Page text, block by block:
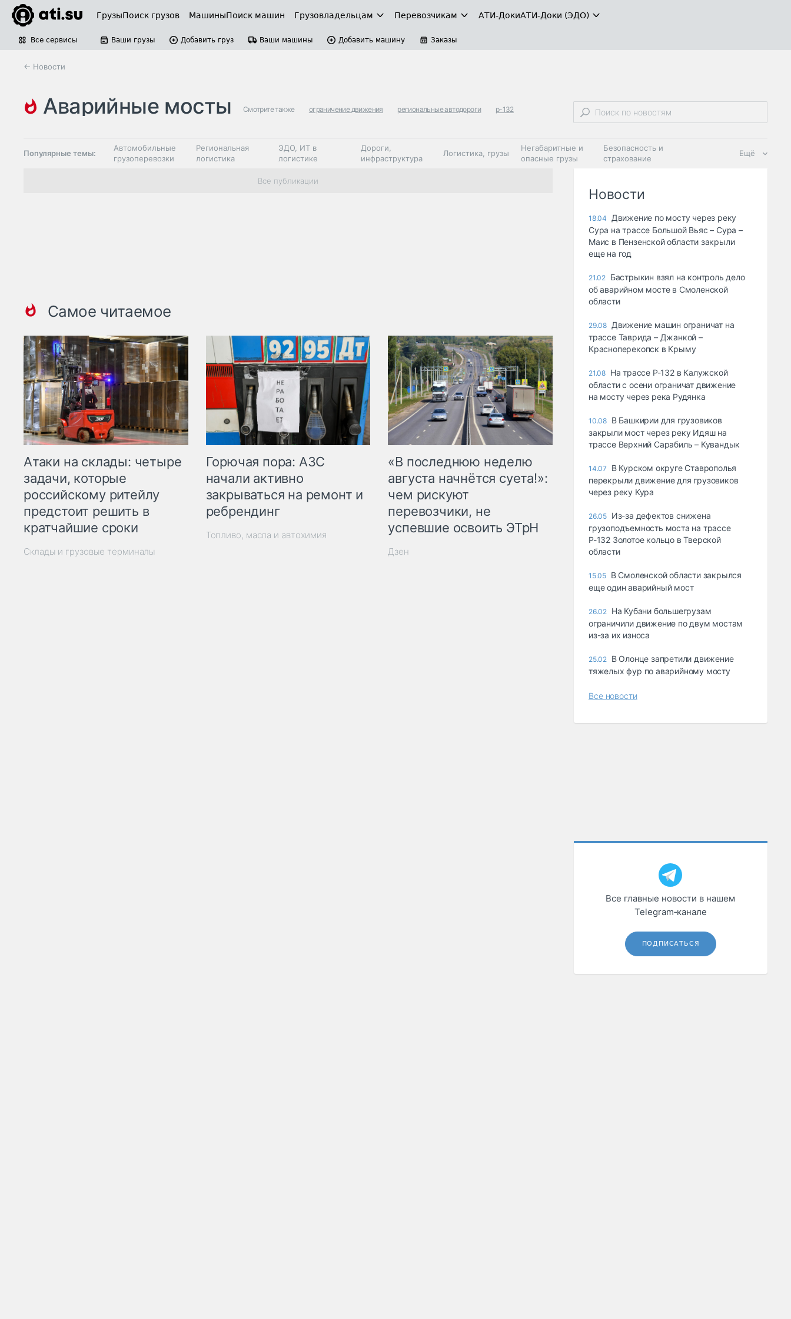
ГрузыПоиск грузов МашиныПоиск машин Грузовладельцам Перевозчикам АТИ-ДокиАТИ-Доки (ЭДО)
Все сервисы Ваши грузы Добавить груз Ваши машины Добавить машину Заказы
← Новости
аварийные мосты Смотрите также ограничение движения региональные автодороги р-132
Популярные темы:
Автомобильные
грузоперевозки
Региональная
логистика
ЭДО, ИТ в
логистике
Дороги,
инфраструктура
Логистика, грузы
Негабаритные и
опасные грузы
Безопасность и
страхование
Коммерческий
транспорт
Ещё
Все публикации
Самое читаемое
Атаки на склады: четыре
задачи, которые
российскому ритейлу
предстоит решить в
кратчайшие сроки
Склады и грузовые терминалы
Горючая пора: АЗС
начали активно
закрываться на ремонт и
ребрендинг
Топливо, масла и автохимия
«В последнюю неделю
августа начнётся суета!»:
чем рискуют
перевозчики, не
успевшие освоить ЭТрН
Дзен
Новости
18.04
Движение по мосту через реку
Сура на трассе Большой Вьяс – Сура –
Маис в Пензенской области закрыли
еще на год
21.02 Бастрыкин взял на контроль дело
об аварийном мосте в Смоленской
области
29.08 Движение машин ограничат на
трассе Таврида – Джанкой –
Красноперекопск в Крыму
21.08 На трассе Р-132 в Калужской
области с осени ограничат движение
на мосту через река Рудянка
10.08 В Башкирии для грузовиков
закрыли мост через реку Идяш на
трассе Верхний Сарабиль – Кувандык
14.07
В Курском округе Ставрополья
перекрыли движение для грузовиков
через реку Кура
26.05 Из-за дефектов снижена
грузоподъемность моста на трассе
Р-132 Золотое кольцо в Тверской
области
15.05 В Смоленской области закрылся
еще один аварийный мост
26.02 На Кубани большегрузам
ограничили движение по двум мостам
из-за их износа
25.02 В Олонце запретили движение
тяжелых фур по аварийному мосту
Все новости
Все главные новости в нашем
Telegram‑канале
ПОДПИСАТЬСЯ